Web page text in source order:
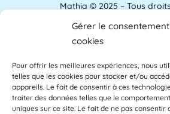
Gérer le
cookies
Pour offrir les meilleures expériences, nous
telles que les cookies pour stocker et/ou
appareils. Le fait de consentir à ces
traiter des données telles que le
uniques sur ce site. Le fait de ne pas consentir
Analyse de l'apprentissage
les commentaires des
des [...]Lire plus »
Mathia © 2025 – Tous
Mentions Légales
Accessibilité
Glossaire